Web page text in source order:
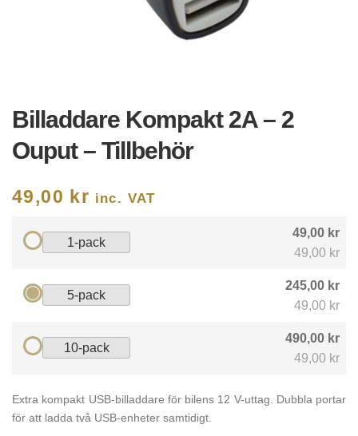
Billaddare Kompakt 2A – 2
Ouput – Tillbehör
49,00 kr inc. VAT
1-pack
49,00 kr
49,00 kr
5-pack
245,00 kr
49,00 kr
10-pack
490,00 kr
49,00 kr
Extra kompakt USB-billaddare för bilens 12 V-uttag. Dubbla portar
för att ladda två USB-enheter samtidigt.